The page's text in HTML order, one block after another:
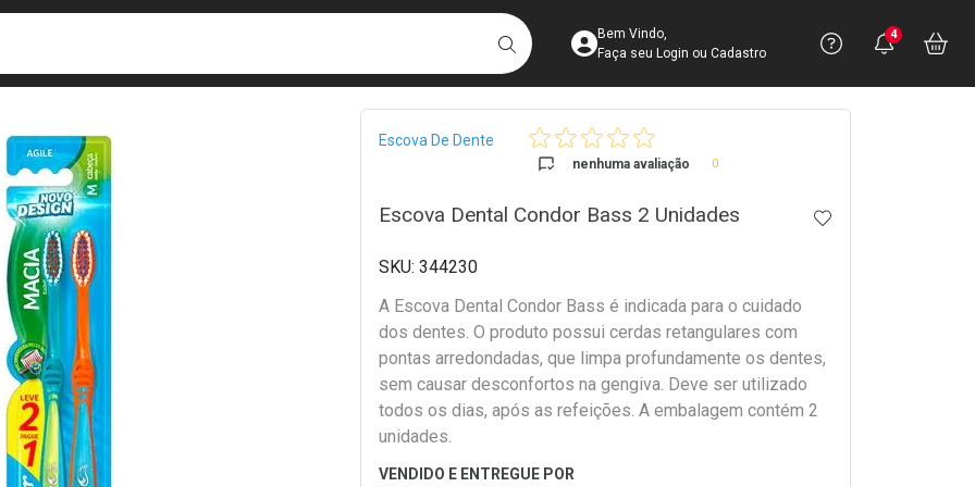
BUSCARAcesse sua Conta
Bem Vindo,
Faça seu Login ou Cadastro
Precisa
Ver Recursos
Você
4
Breadcrumb
Escova De Dente
nenhuma avaliação 0
Escova Dental Condor Bass 2 Unidades ADICIONAR AOS
344230
A Escova Dental Condor Bass é indicada para o cuidado
dos dentes. O produto possui cerdas retangulares com
pontas arredondadas, que limpa profundamente os dentes,
sem causar desconfortos na gengiva. Deve ser utilizado
todos os dias, após as refeições. A embalagem contém 2
unidades.